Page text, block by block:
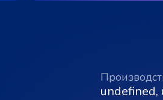
undefined,